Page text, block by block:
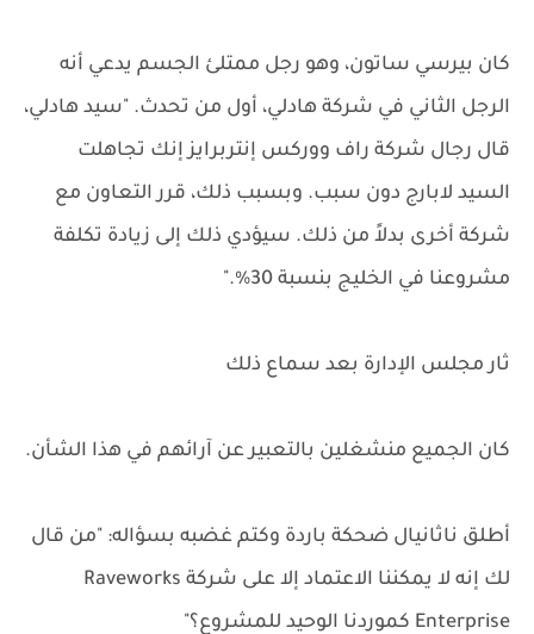
كان بيرسي ساتون، وهو رجل ممتلئ الجسم يدعي أنه
الرجل الثاني في شركة هادلي، أول من تحدث. "سيد هادلي،
قال رجال شركة راف ووركس إنتربرايز إنك تجاهلت
السيد لابارج دون سبب. وبسبب ذلك، قرر التعاون مع
شركة أخرى بدلاً من ذلك. سيؤدي ذلك إلى زيادة تكلفة
مشروعنا في الخليج بنسبة 30%."
ثار مجلس الإدارة بعد سماع ذلك
كان الجميع منشغلين بالتعبير عن آرائهم في هذا الشأن.
أطلق ناثانيال ضحكة باردة وكتم غضبه بسؤاله: "من قال
لك إنه لا يمكننا الاعتماد إلا على شركة Raveworks
Enterprise كموردنا الوحيد للمشروع؟"